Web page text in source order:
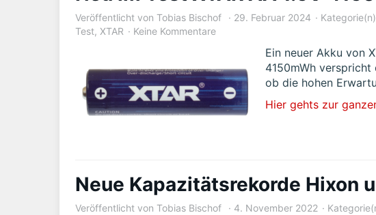
Veröffentlicht vonTobias Bischof 29. Februar 2024
Test, XTAR Keine Kommentare
Ein neuer Akku von
4150mWh
ob die hohen
Hier gehts zur
Neue Kapazitätsrekorde Hixon
Veröffentlicht vonTobias Bischof 4. November 2022